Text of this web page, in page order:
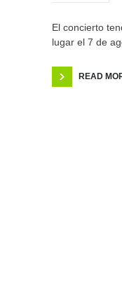
El concierto
lugar el 7 de
READ